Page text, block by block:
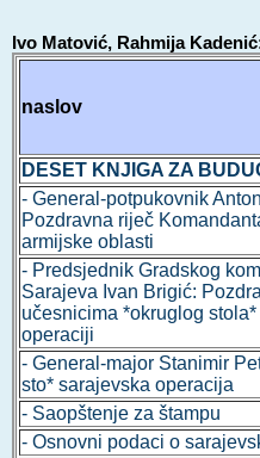
Ivo Matović, Rahmija
naslov
DESET KNJIGA ZA
- General-potpukovnik
Pozdravna riječ
armijske oblasti
- Predsjednik Gradskog
Sarajeva Ivan Brigić:
učesnicima *okruglog
operaciji
- General-major Stanimir
sto* sarajevska operacija
- Saopštenje za štampu
- Osnovni podaci o